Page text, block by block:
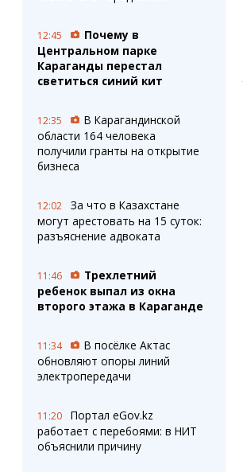
12:45
Почему в
Центральном парке
Караганды перестал
светиться синий кит
12:35
В Карагандинской
области 164 человека
получили гранты на открытие
бизнеса
12:02
За что в Казахстане
могут арестовать на 15 суток:
разъяснение адвоката
11:46
Трехлетний
ребенок выпал из окна
второго этажа в Караганде
11:34
В посёлке Актас
обновляют опоры линий
электропередачи
11:20
Портал eGov.kz
работает с перебоями: в НИТ
объяснили причину